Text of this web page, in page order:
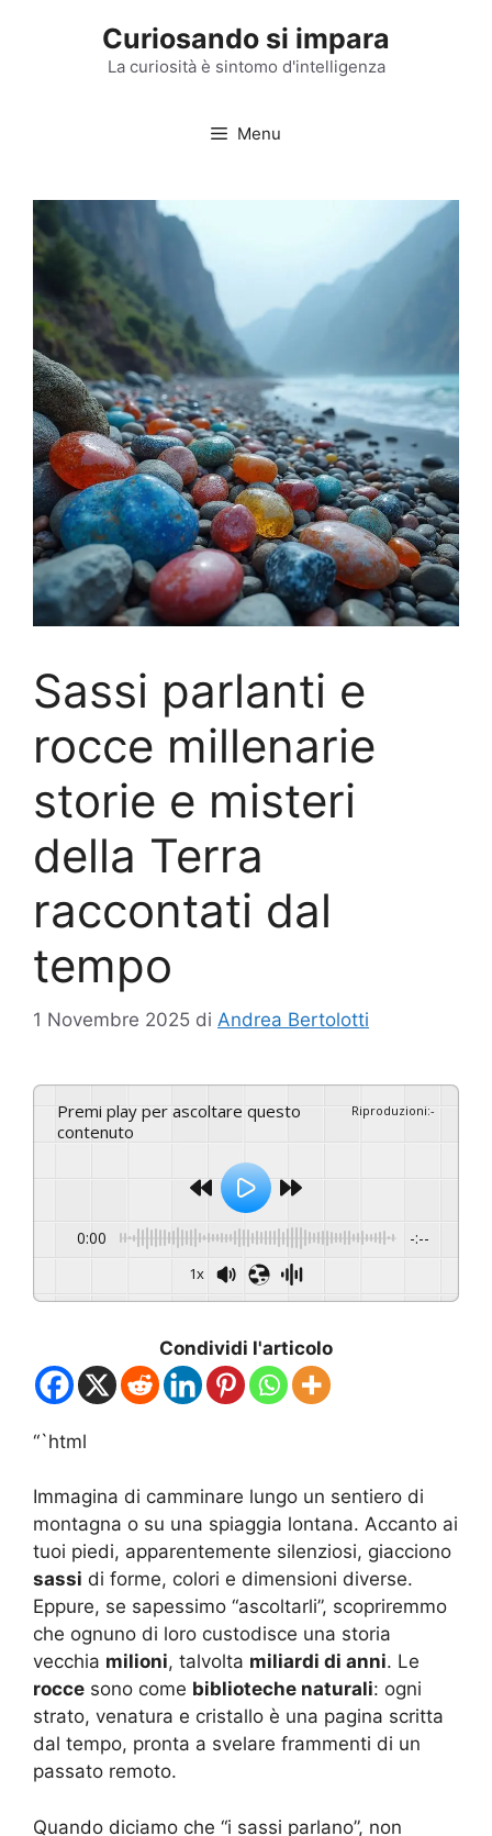
Curiosando si impara
La curiosità è sintomo d'intelligenza
Menu
Sassi parlanti e
rocce millenarie
storie e misteri
della Terra
raccontati dal
tempo
1 Novembre 2025 di Andrea Bertolotti
Premi play per ascoltare questo
contenuto
Riproduzioni:-
0:00 -:--
1x
Condividi l'articolo
“`html
Immagina di camminare lungo un sentiero di
montagna o su una spiaggia lontana. Accanto ai
tuoi piedi, apparentemente silenziosi, giacciono
sassi di forme, colori e dimensioni diverse.
Eppure, se sapessimo “ascoltarli”, scopriremmo
che ognuno di loro custodisce una storia
vecchia milioni, talvolta miliardi di anni. Le
rocce sono come biblioteche naturali: ogni
strato, venatura e cristallo è una pagina scritta
dal tempo, pronta a svelare frammenti di un
passato remoto.
Quando diciamo che “i sassi parlano”, non